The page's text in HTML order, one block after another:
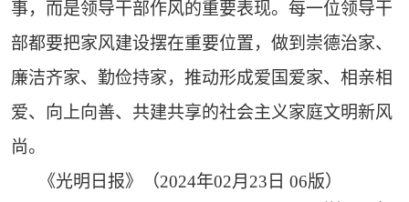
事，而是领导干部作风的重要表现。每一位领导干
部都要把家风建设摆在重要位置，做到崇德治家、
廉洁齐家、勤俭持家，推动形成爱国爱家、相亲相
爱、向上向善、共建共享的社会主义家庭文明新风
尚。
《光明日报》（2024年02月23日 06版）